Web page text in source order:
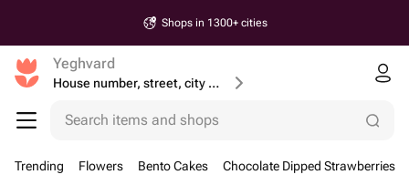
Shops in 1300+ cities
Yeghvard
House number, street, city or postcode
Search items and shops
Trending Flowers Bento Cakes Chocolate Dipped Strawberries